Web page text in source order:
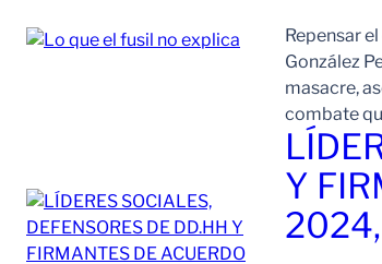
Repensar
González
masacre,
combate
Y